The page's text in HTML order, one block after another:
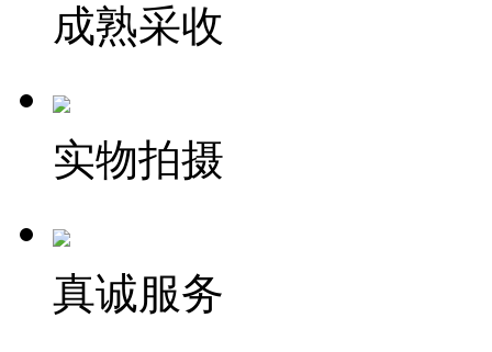
成熟采收
实物拍摄
真诚服务